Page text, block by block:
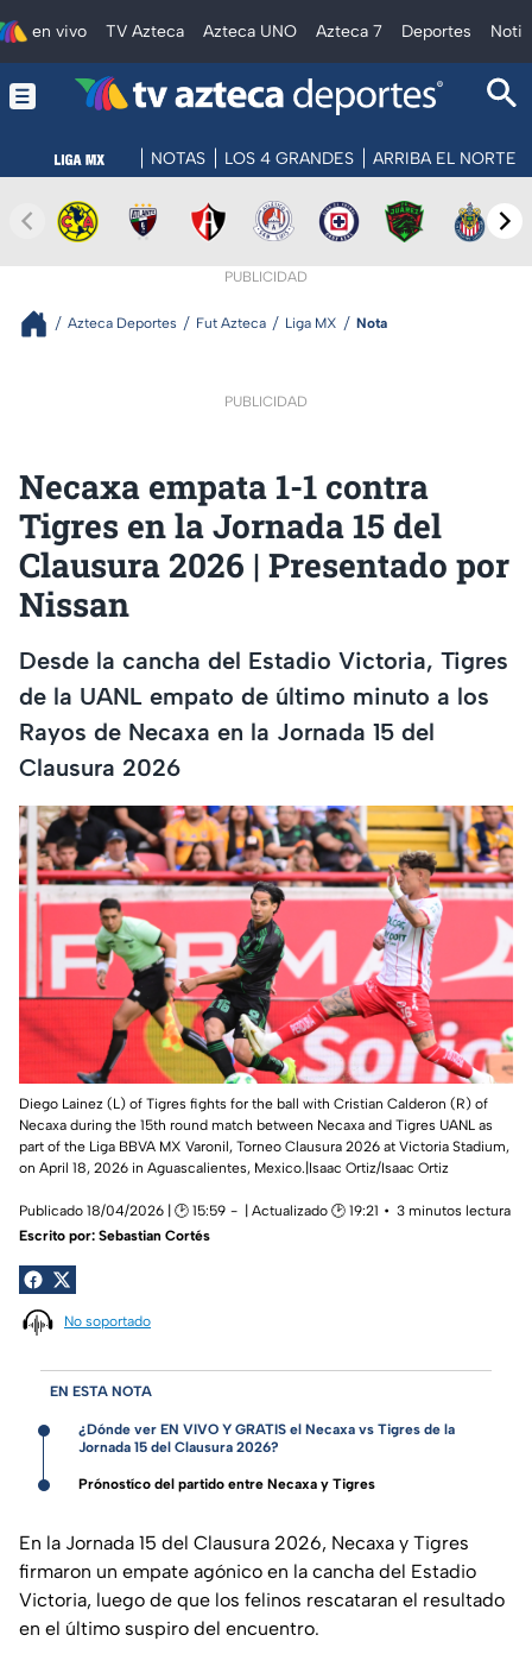
en vivo TV Azteca Azteca UNO Azteca 7 Deportes
NOTAS LOS 4 GRANDES ARRIBA EL NORTE
PUBLICIDAD
Azteca Deportes Fut Azteca Liga MX Nota
PUBLICIDAD
Necaxa empata 1-1 contra
Tigres en la Jornada 15 del
Clausura 2026 | Presentado por
Nissan
Desde la cancha del Estadio Victoria, Tigres
de la UANL empato de último minuto a los
Rayos de Necaxa en la Jornada 15 del
Clausura 2026
Diego Lainez (L) of Tigres fights for the ball with Cristian Calderon (R) of
Necaxa during the 15th round match between Necaxa and Tigres UANL as
part of the Liga BBVA MX Varonil, Torneo Clausura 2026 at Victoria Stadium,
on April 18, 2026 in Aguascalientes, Mexico.|Isaac Ortiz/Isaac Ortiz
Publicado 18/04/2026 | 🕑 15:59 | Actualizado 🕑 19:21
3 minutos lectura
Escrito por: Sebastian Cortés
No soportado
EN ESTA NOTA
¿Dónde ver EN VIVO Y GRATIS el Necaxa vs Tigres de la
Jornada 15 del Clausura 2026?
Prónostíco del partido entre Necaxa y Tigres
En la Jornada 15 del Clausura 2026, Necaxa y Tigres
firmaron un empate agónico en la cancha del Estadio
Victoria, luego de que los felinos rescataran el resultado
en el último suspiro del encuentro.